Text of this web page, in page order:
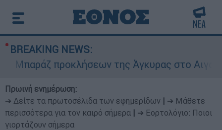
BREAKING NEWS:
προκλήσεων της Άγκυρας στο Αιγαίο:
Πρωινή ενημέρωση:
➔ Δείτε τα πρωτοσέλιδα των εφημερίδων
➔ Μάθετε
περισσότερα για τον καιρό σήμερα
➔ Εορτολόγιο: Ποιοι
γιορτάζουν σήμερα